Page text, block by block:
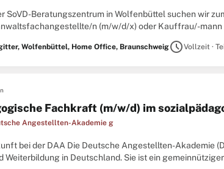
SoVD-Beratungszentrum in Wolfenbüttel suchen wir
n (m/w/d/x) oder Kauffrau/-
Wolfenbüttel, Home Office, BraunschweigscheduleVollzeit ·
Fachkraft (m/w/d) im
Angestellten-Akademie g
bei der DAA Die Deutsche Angestellten-Akademie
Weiterbildung in Deutschland. Sie ist ein